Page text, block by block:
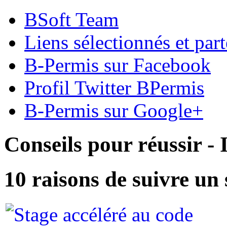
BSoft Team
Liens sélectionnés et
B-Permis sur Facebook
Profil Twitter BPermis
B-Permis sur Google+
Conseils pour réussir -
10 raisons de suivre un